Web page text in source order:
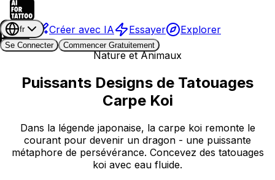
Créer avec IA Essayer Explorer
fr
Se Connecter
Commencer Gratuitement
Nature et Animaux
Puissants Designs de Tatouages
Carpe Koi
Dans la légende japonaise, la carpe koi remonte le
courant pour devenir un dragon - une puissante
métaphore de persévérance. Concevez des tatouages
koi avec eau fluide.